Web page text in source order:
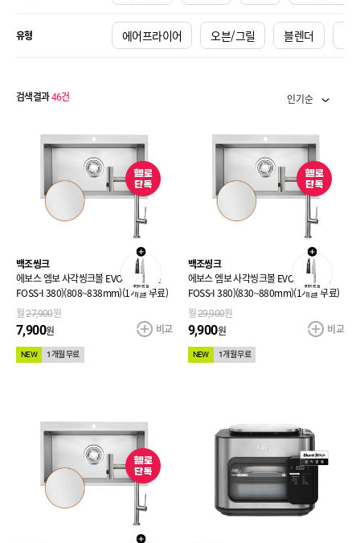
유형 에어프라이어 오븐/그릴 블렌더
검색결과46건 인기순
백조씽크
에보스 엠보 사각씽크볼 EVOSS (+ 수전
FOSS-I 380)(808~838mm)(1개월 무료)
월27,900원
7,900원
NEW 1개월 무료
비교
백조씽크
에보스 엠보 사각씽크볼 EVOSS (+수전
FOSS-I 380)(830~880mm)(1개월 무료)
월29,900원
9,900원
NEW 1개월 무료
비교